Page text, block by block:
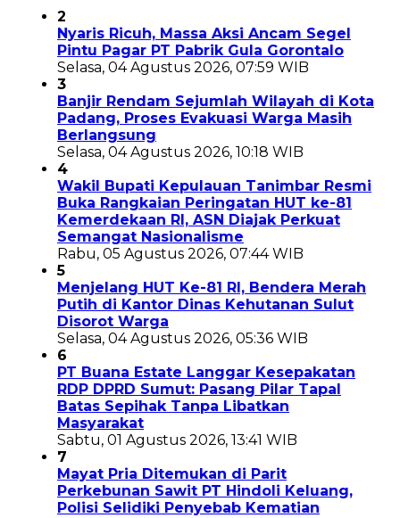
2
Nyaris Ricuh, Massa Aksi Ancam Segel
Pintu Pagar PT Pabrik Gula Gorontalo
Selasa, 04 Agustus 2026, 07:59 WIB
3
Banjir Rendam Sejumlah Wilayah di Kota
Padang, Proses Evakuasi Warga Masih
Berlangsung
Selasa, 04 Agustus 2026, 10:18 WIB
4
Wakil Bupati Kepulauan Tanimbar Resmi
Buka Rangkaian Peringatan HUT ke-81
Kemerdekaan RI, ASN Diajak Perkuat
Semangat Nasionalisme
Rabu, 05 Agustus 2026, 07:44 WIB
5
Menjelang HUT Ke-81 RI, Bendera Merah
Putih di Kantor Dinas Kehutanan Sulut
Disorot Warga
Selasa, 04 Agustus 2026, 05:36 WIB
6
PT Buana Estate Langgar Kesepakatan
RDP DPRD Sumut: Pasang Pilar Tapal
Batas Sepihak Tanpa Libatkan
Masyarakat
Sabtu, 01 Agustus 2026, 13:41 WIB
7
Mayat Pria Ditemukan di Parit
Perkebunan Sawit PT Hindoli Keluang,
Polisi Selidiki Penyebab Kematian